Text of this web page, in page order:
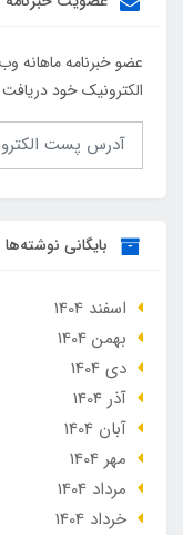
عضو خبرنامه ماهانه
الکترونیک خود دریافت
بایگانی نوشته‌ها
اسفند 1404
بهمن 1404
دی 1404
آذر 1404
آبان 1404
مهر 1404
مرداد 1404
خرداد 1404